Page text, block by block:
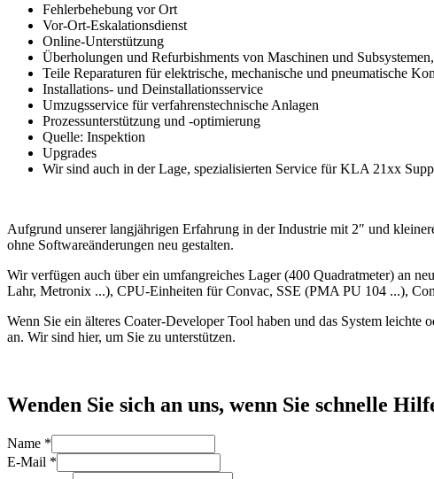
Fehlerbehebung vor Ort
Vor-Ort-Eskalationsdienst
Online-Unterstützung
Überholungen und Refurbishments von Maschinen und
Teile Reparaturen für elektrische, mechanische und pneumatische
Installations- und Deinstallationsservice
Umzugsservice für verfahrenstechnische Anlagen
Prozessunterstützung und -optimierung
Quelle: Inspektion
Upgrades
Wir sind auch in der Lage, spezialisierten Service für KLA 21xx
Aufgrund unserer langjährigen Erfahrung in der Industrie mit 2″ und
ohne Softwareänderungen neu gestalten.
Wir verfügen auch über ein umfangreiches Lager (400 Quadratmeter) an
Lahr, Metronix ...), CPU-Einheiten für Convac, SSE (PMA PU 104 ...),
Wenn Sie ein älteres Coater-Developer Tool haben und das System
an. Wir sind hier, um Sie zu unterstützen.
Wenden Sie sich an uns, wenn Sie schnelle
Name *
E-Mail *